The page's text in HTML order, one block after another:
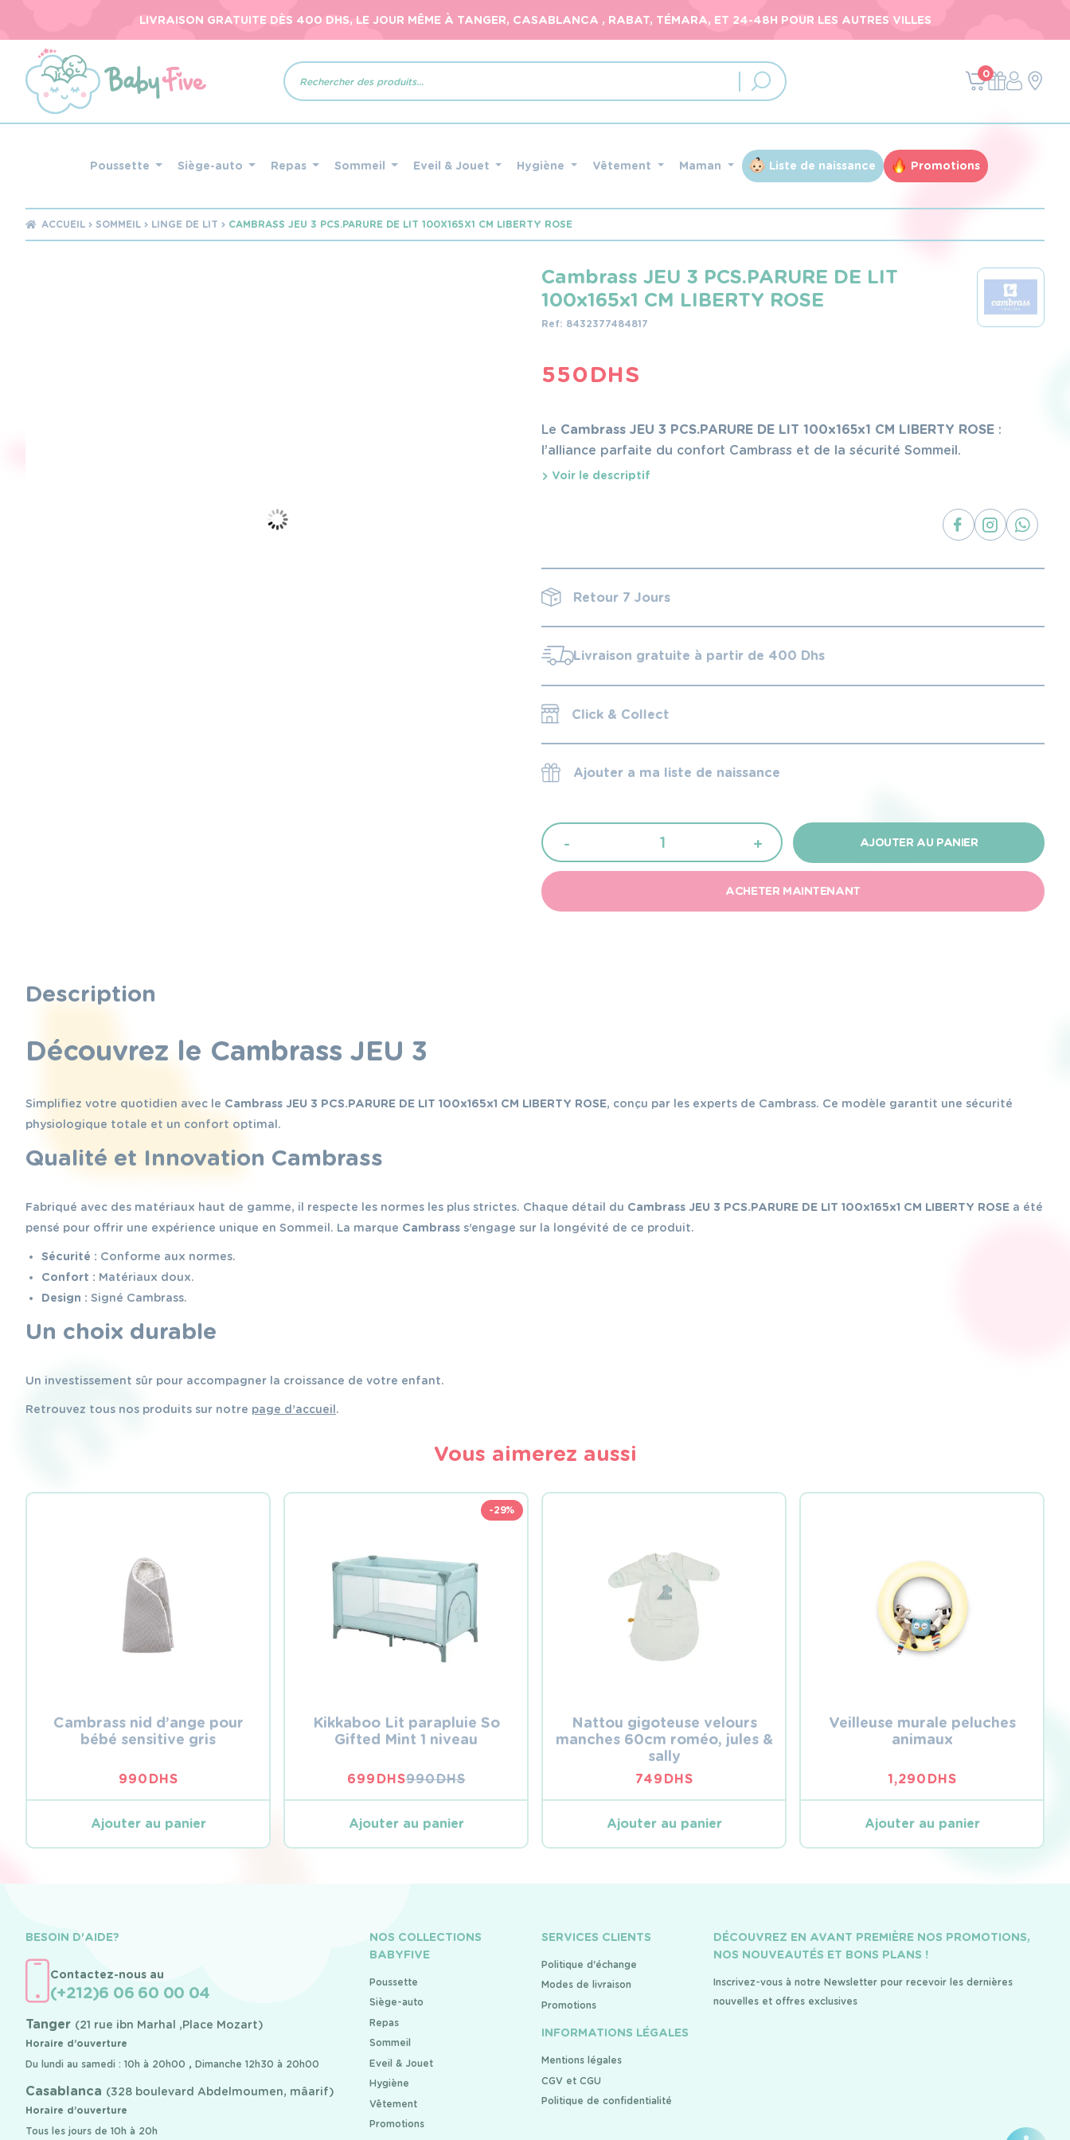
LIVRAISON GRATUITE DÈS 400 DHS, LE JOUR MÊME À TANGER, CASABLANCA , RABAT, TÉMARA, ET 24-48H POUR LES AUTRES VILLES
Recherche
de
produits
0
Poussette Siège-auto Repas Sommeil Eveil & Jouet Hygiène Vêtement Maman Liste de naissance Promotions
ACCUEIL SOMMEIL LINGE DE LIT CAMBRASS JEU 3 PCS.PARURE DE LIT 100X165X1 CM LIBERTY ROSE
Cambrass JEU 3 PCS.PARURE DE LIT
100x165x1 CM LIBERTY ROSE
Ref: 8432377484817
550DHS
Le Cambrass JEU 3 PCS.PARURE DE LIT 100x165x1 CM LIBERTY ROSE :
l’alliance parfaite du confort Cambrass et de la sécurité Sommeil.
Voir le descriptif
Retour 7 Jours
Livraison gratuite à partir de 400 Dhs
Click & Collect
Ajouter a ma liste de naissance
-
quantité
de
Cambrass
JEU
ROSE
+ AJOUTER AU PANIER
ACHETER MAINTENANT
Description
Découvrez le Cambrass JEU 3
Simplifiez votre quotidien avec le Cambrass JEU 3 PCS.PARURE DE LIT 100x165x1 CM LIBERTY ROSE, conçu par les experts de Cambrass. Ce modèle garantit une sécurité
physiologique totale et un confort optimal.
Qualité et Innovation Cambrass
Fabriqué avec des matériaux haut de gamme, il respecte les normes les plus strictes. Chaque détail du Cambrass JEU 3 PCS.PARURE DE LIT 100x165x1 CM LIBERTY ROSE a été
pensé pour offrir une expérience unique en Sommeil. La marque Cambrass s’engage sur la longévité de ce produit.
Sécurité : Conforme aux normes.
Confort : Matériaux doux.
Design : Signé Cambrass.
Un choix durable
Un investissement sûr pour accompagner la croissance de votre enfant.
Retrouvez tous nos produits sur notre page d’accueil.
Vous aimerez aussi
Cambrass nid d’ange pour
bébé sensitive gris
990 DHS
Ajouter au panier
-29%
Kikkaboo Lit parapluie So
Gifted Mint 1 niveau
990DHS
LE
PRIX
INITIAL
ÉTAIT :
990 DHS.
699 DHSLE
PRIX
ACTUEL
EST :
699 DHS.
Ajouter au panier
Nattou gigoteuse velours
manches 60cm roméo, jules &
sally
749 DHS
Ajouter au panier
Veilleuse murale peluches
animaux
1,290 DHS
Ajouter au panier
BESOIN D'AIDE?
Contactez-nous au
(+212)6 06 60 00 04
Tanger (21 rue ibn Marhal ,Place Mozart)
Horaire d’ouverture
Du lundi au samedi : 10h à 20h00 , Dimanche 12h30 à 20h00
Casablanca (328 boulevard Abdelmoumen, mâarif)
Horaire d’ouverture
Tous les jours de 10h à 20h
NOS COLLECTIONS
BABYFIVE
Poussette
Siège-auto
Repas
Sommeil
Eveil & Jouet
Hygiène
Vêtement
Promotions
SERVICES CLIENTS
Politique d'échange
Modes de livraison
Promotions
INFORMATIONS LÉGALES
Mentions légales
CGV et CGU
Politique de confidentialité
DÉCOUVREZ EN AVANT PREMIÈRE NOS PROMOTIONS,
NOS NOUVEAUTÉS ET BONS PLANS !
Inscrivez-vous à notre Newsletter pour recevoir les dernières
nouvelles et offres exclusives